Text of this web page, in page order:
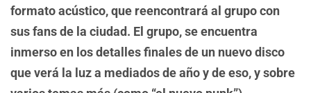
formato acústico, que reencontrará al grupo con
sus fans de la ciudad. El grupo, se encuentra
inmerso en los detalles finales de un nuevo disco
que verá la luz a mediados de año y de eso, y sobre